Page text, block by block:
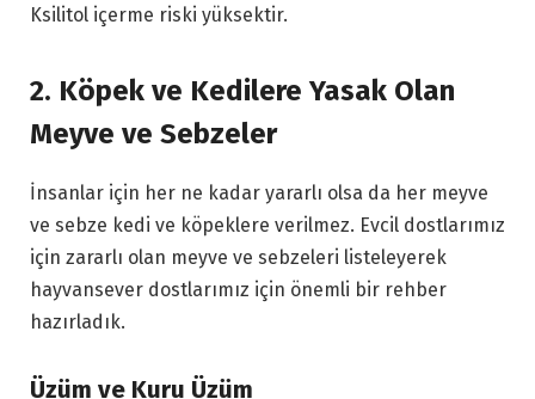
Ksilitol içerme riski yüksektir.
2. Köpek ve Kedilere Yasak Olan
Meyve ve Sebzeler
İnsanlar için her ne kadar yararlı olsa da her meyve
ve sebze kedi ve köpeklere verilmez. Evcil dostlarımız
için zararlı olan meyve ve sebzeleri listeleyerek
hayvansever dostlarımız için önemli bir rehber
hazırladık.
Üzüm ve Kuru Üzüm